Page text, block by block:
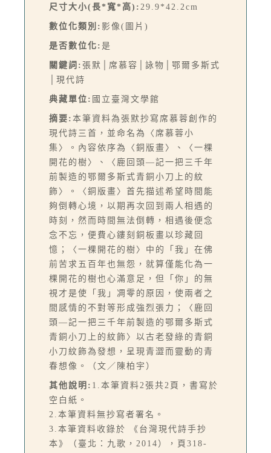
尺寸大小(長*寬*高): 29.9*42.2cm
數位化類別: 影像(圖片)
是否數位化: 是
關鍵詞: 張默│席慕容│詠物│鄂爾多斯式
│現代詩
典藏單位: 國立臺灣文學館
摘要: 本筆資料為張默抄寫席慕蓉創作的
現代詩三首，並命名為〈席慕蓉小
集〉。內容依序為〈銅版畫〉、〈一棵
開花的樹〉、〈鹿回頭—記一把三千年
前製造的鄂爾多斯式青銅小刀上的紋
飾〉。〈銅版畫〉首先描述希望時間能
夠倒轉心境，以期再次回到兩人相遇的
時刻，然而時間無法倒轉，相遇後便念
念不忘，便費心鏤刻銅板畫以珍藏回
憶；〈一棵開花的樹〉中的「我」在佛
前苦求五百年也無怨，就算僅能化為一
棵開花的樹也心滿意足，但「你」的無
視才是使「我」凋零的原因，使兩者之
間感情的不對等形成強烈張力；〈鹿回
頭—記一把三千年前製造的鄂爾多斯式
青銅小刀上的紋飾〉以古老發綠的青銅
小刀紋飾為發想，呈現青澀而靈動的青
春想像。（文／陳柏宇）
其他說明: 1.本筆資料2張共2頁，書寫於
空白紙。
2.本筆資料無抄寫者署名。
3.本筆資料收錄於 《台灣現代詩手抄
本》（臺北：九歌，2014），頁318-